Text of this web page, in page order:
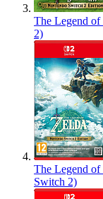
The Legend
2)
The Legend
Switch 2)